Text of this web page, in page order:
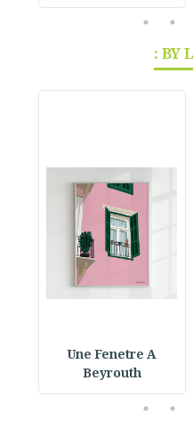
4
5
Une Fenetre A
Beyrouth
4
5